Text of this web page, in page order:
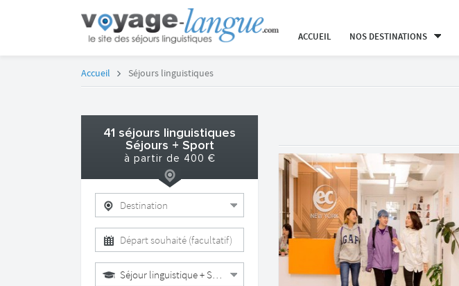
ACCUEIL NOS DESTINATIONS
Accueil Séjours linguistiques
41 séjours linguistiques
Séjours + Sport
à partir de 400 €